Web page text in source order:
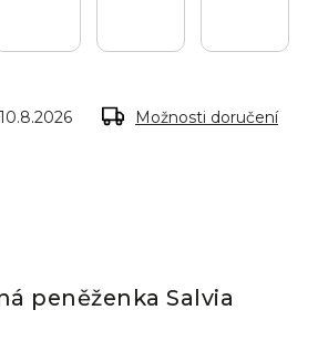
10.8.2026 Možnosti doručení
peněženka Salvia